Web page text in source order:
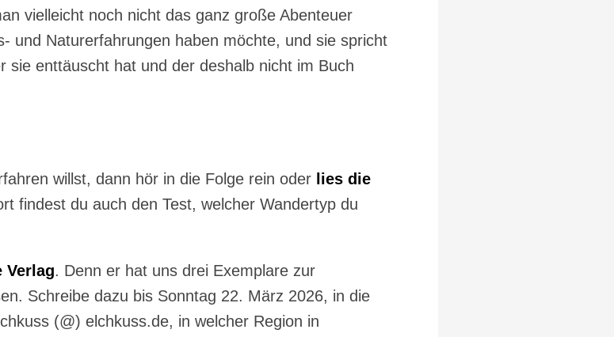
vielleicht noch nicht das ganz große Abenteuer
und Naturerfahrungen haben möchte, und sie spricht
sie enttäuscht hat und der deshalb nicht im Buch
willst, dann hör in die Folge rein oder lies die
findest du auch den Test, welcher Wandertyp du
Verlag. Denn er hat uns drei Exemplare zur
Schreibe dazu bis Sonntag 22. März 2026, in die
(@) elchkuss.de, in welcher Region in